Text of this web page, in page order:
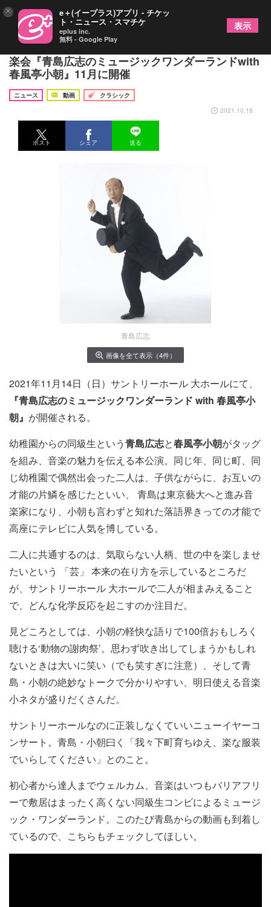
青島広志と春風亭小朝が繰り広げるワンダフルな音
楽会『青島広志のミュージックワンダーランドwith
春風亭小朝』11月に開催
ニュース 動画
クラシック
2021.10.18
ポスト シェア 送る
青島広志
画像を全て表示（4件）
2021年11月14日（日）サントリーホール 大ホールにて、
『青島広志のミュージックワンダーランド with 春風亭小
朝』 が開催される。
幼稚園からの同級生という青島広志と春風亭小朝がタッグ
を組み、音楽の魅力を伝える本公演。同じ年、同じ町、同
じ幼稚園で偶然出会った二人は、子供ながらに、お互いの
才能の片鱗を感じたといい、 青島は東京藝大へと進み音
楽家になり、小朝も言わずと知れた落語界きっての才能で
高座にテレビに人気を博している。
二人に共通するのは、気取らない人柄、世の中を楽しませ
たいという 「芸」 本来の在り方を示しているところだ
が、サントリーホール 大ホールで二人が相まみえること
で、どんな化学反応を起こすのか注目だ。
見どころとしては、小朝の軽快な語りで100倍おもしろく
聴ける‘動物の謝肉祭’。思わず吹き出してしまうかもしれ
ないときは大いに笑い（でも笑すぎに注意）、そして青
島・小朝の絶妙なトークで分かりやすい、明日使える音楽
小ネタが盛りだくさんだ。
サントリーホールなのに正装しなくていいニューイヤーコ
ンサート。青島・小朝曰く「我々下町育ちゆえ、楽な服装
でいらしてください」とのこと。
初心者から達人までウェルカム、音楽はいつもバリアフリ
ーで敷居はまったく高くない同級生コンビによるミュージ
ック・ワンダーランド。このたび青島からの動画も到着し
ているので、こちらもチェックしてほしい。
× e＋(イープラス)アプリ - チケッ
ト・ニュース・スマチケ
eplus inc.
無料 - Google Play
表示